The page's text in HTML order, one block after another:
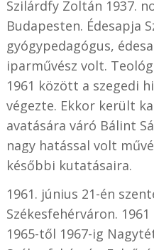
Szilárdfy Zoltán 1937.
Budapesten. Édesapja
gyógypedagógus,
iparművész volt.
1961 között a szegedi
végezte. Ekkor került
avatására váró Bálint
nagy hatással volt
későbbi kutatásaira.
1961. június 21-én
Székesfehérváron.
1965-től 1967-ig